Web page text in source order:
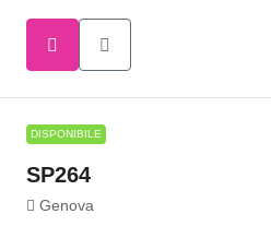
DISPONIBILE
SP264
Genova